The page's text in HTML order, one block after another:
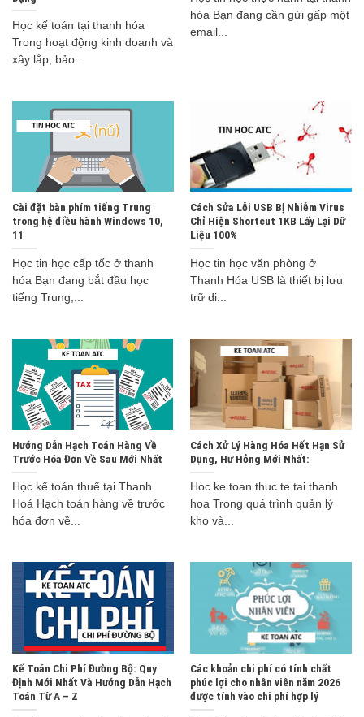
Học kế toán tại thanh hóa
Trong hoạt động kinh doanh và
xây lắp, bảo...
hóa Bạn đang cần gửi gấp một
email...
Cài đặt bàn phím tiếng Trung
trong hệ điều hành Windows 10,
11
Học tin học cấp tốc ở thanh
hóa Bạn đang bắt đầu học
tiếng Trung,...
Cách Sửa Lỗi USB Bị Nhiễm Virus
Chỉ Hiện Shortcut 1KB Lấy Lại Dữ
Liệu 100%
Học tin học văn phòng ở
Thanh Hóa USB là thiết bị lưu
trữ di...
Hướng Dẫn Hạch Toán Hàng Về
Trước Hóa Đơn Về Sau Mới Nhất
Học kế toán thuế tại Thanh
Hoá Hạch toán hàng về trước
hóa đơn về...
Cách Xử Lý Hàng Hóa Hết Hạn Sử
Dụng, Hư Hỏng Mới Nhất:
Hoc ke toan thuc te tai thanh
hoa Trong quá trình quản lý
kho và...
Kế Toán Chi Phí Đường Bộ: Quy
Định Mới Nhất Và Hướng Dẫn Hạch
Toán Từ A – Z
Các khoản chi phí có tính chất
phúc lợi cho nhân viên năm 2026
được tính vào chi phí hợp lý